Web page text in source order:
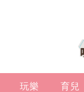
玩樂 育兒